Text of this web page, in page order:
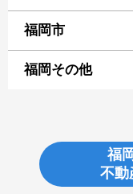
福岡市
福岡その他
福
不動